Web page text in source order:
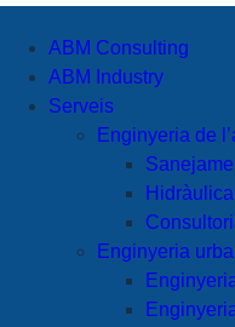
ABM Consulting
ABM Industry
Serveis
Enginyeria de
Hidràulica
Enginyeria